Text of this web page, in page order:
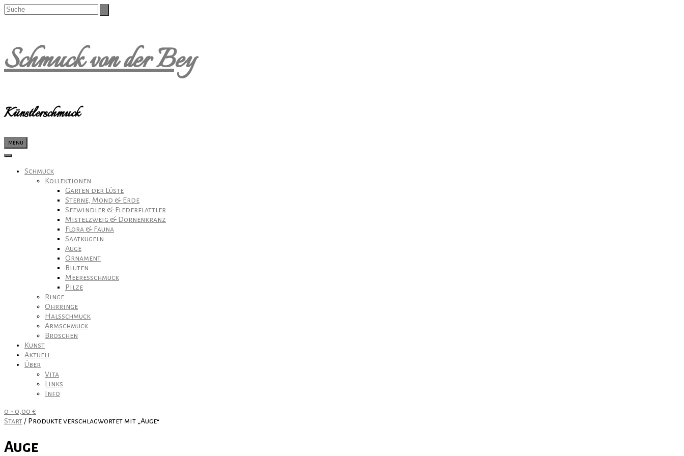
Schmuck von der Bey
Künstlerschmuck
menu
Schmuck
Kollektionen
Garten der Lüste
Sterne, Mond & Erde
Seewindler & Flederflattler
Mistelzweig & Dornenkranz
Flora & Fauna
Saatkugeln
Auge
Ornament
Blüten
Meeresschmuck
Pilze
Ringe
Ohrringe
Halsschmuck
Armschmuck
Broschen
Kunst
Aktuell
Über
Vita
Links
Info
0 - 0,00 €
Start / Produkte verschlagwortet mit „Auge“
Auge